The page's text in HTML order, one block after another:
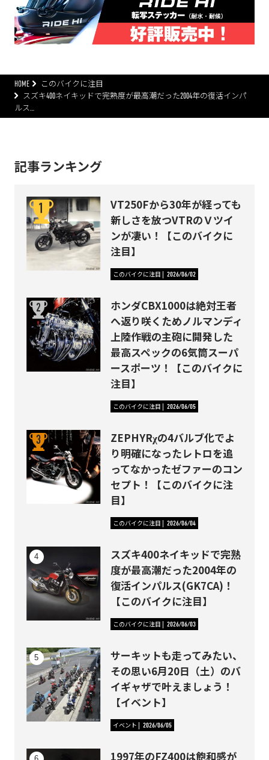
HOME
このバイクに注目
スズキ400ネイキッドで完熟度が最高潮だった2004年の復活インパ
ルス…
記事ランキング
VT250Fから30年が経っても
新しさを放つVTRのＶツイ
ンが凄い！【このバイクに
注目】
このバイクに注目 2026/06/02
ホンダCBX1000は絶対王者
へ返り咲くためノルマンディ
上陸作戦の主砲に開発した
最高スペックの6気筒スーパ
ースポーツ！【このバイクに
注目】
このバイクに注目 2026/06/05
ZEPHYRχの4バルブ化でよ
り明確になったレトロを追
ってなかったゼファーのコン
セプト！【このバイクに注
目】
このバイクに注目 2026/06/04
スズキ400ネイキッドで完熟
度が最高潮だった2004年の
復活インパルス(GK7CA)！
【このバイクに注目】
このバイクに注目 2026/06/03
サーキットも走ってみたい、
その思い6月20日（土）のバ
イギャザで叶えましょう！
【イベント】
イベント 2026/06/05
1997年のFZ400は飽和感が